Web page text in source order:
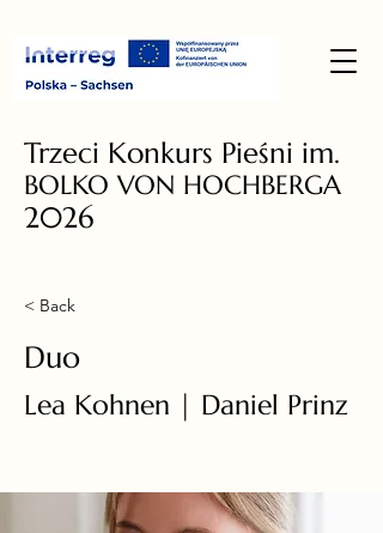
Trzeci Konkurs Pieśni im.
BOLKO VON HOCHBERGA
2026
< Back
Duo
Lea Kohnen | Daniel Prinz